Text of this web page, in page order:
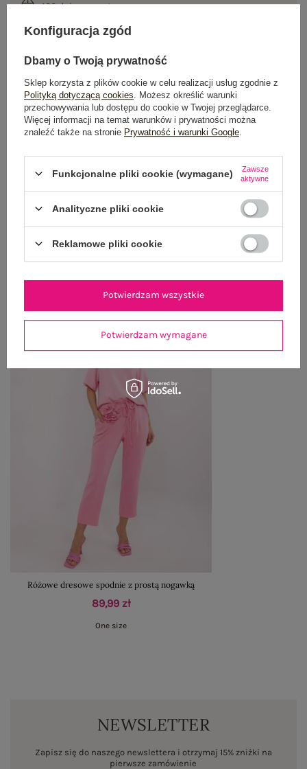
100 dni na zwrot
OPIS PRODUKTU
GŁÓWNE PARAMETRY
OPINIE O PRODUKCIE (0)
OSTATNIO OGLĄDANE
Różowe dresowe spodnie z prostą nogawką
89,99 zł
One size
NEWSLETTER
Zapisz się do naszego newslettera i otrzymaj 15% zniżki na
pierwsze zamówienie
Konfiguracja zgód
Dbamy o Twoją prywatność
Sklep korzysta z plików cookie w celu realizacji usług zgodnie z
Polityką dotyczącą cookies . Możesz określić warunki
przechowywania lub dostępu do cookie w Twojej przeglądarce.
Więcej informacji na temat warunków i prywatności można
znaleźć także na stronie Prywatność i warunki Google
Funkcjonalne pliki cookie (wymagane)
Zawsze
aktywne
Analityczne pliki cookie
Reklamowe pliki cookie
Potwierdzam wymagane
Potwierdzam wszystkie